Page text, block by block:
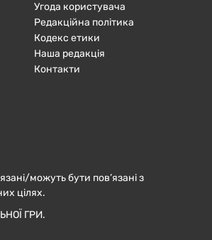
Угода користувача
Редакційна політика
Кодекс етики
Наша редакція
Контакти
можуть бути пов’язані з
цілях.
ГРИ.